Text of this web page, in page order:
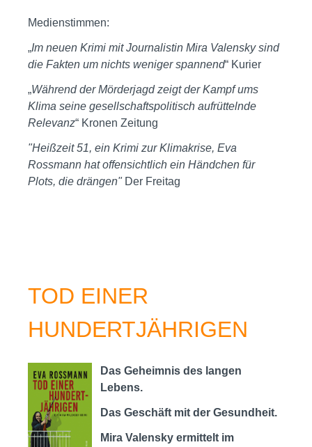
Medienstimmen:
„Im neuen Krimi mit Journalistin Mira Valensky sind
die Fakten um nichts weniger spannend“ Kurier
„Während der Mörderjagd zeigt der Kampf ums
Klima seine gesellschaftspolitisch aufrüttelnde
Relevanz“ Kronen Zeitung
"Heißzeit 51, ein Krimi zur Klimakrise, Eva
Rossmann hat offensichtlich ein Händchen für
Plots, die drängen"Der Freitag
TOD EINER
HUNDERTJÄHRIGEN
Das Geheimnis des langen
Lebens.
Das Geschäft mit der Gesundheit.
Mira Valensky ermittelt im